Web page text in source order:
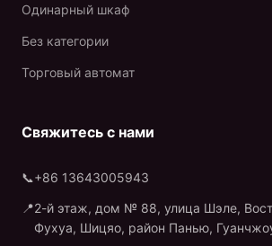
Одинарный шкаф
Без категории
Торговый автомат
Свяжитесь с нами
📞+86 13643005943
📍2-й этаж, дом № 88, улица Шэле,
Фухуа, Шицяо, район Панью,